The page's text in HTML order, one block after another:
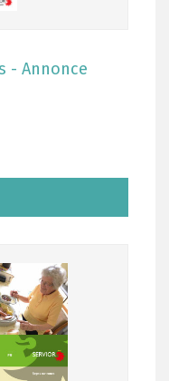
- Annonce